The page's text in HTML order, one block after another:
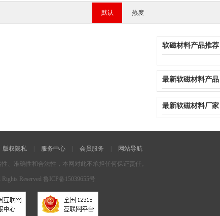
默认 热度
软磁材料产品推荐
最新软磁材料产品
最新软磁材料厂家
版权隐私 服务中心 会员服务 网站导航
、准确性和合法性，本网对此不承担任何保证责任。
Reserved 鲁ICP备15039655号